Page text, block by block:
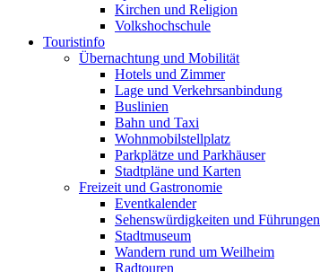
Kirchen und Religion
Volkshochschule
Touristinfo
Übernachtung und Mobilität
Hotels und Zimmer
Lage und Verkehrsanbindung
Buslinien
Bahn und Taxi
Wohnmobilstellplatz
Parkplätze und Parkhäuser
Stadtpläne und Karten
Freizeit und Gastronomie
Eventkalender
Sehenswürdigkeiten und Führungen
Stadtmuseum
Wandern rund um Weilheim
Radtouren